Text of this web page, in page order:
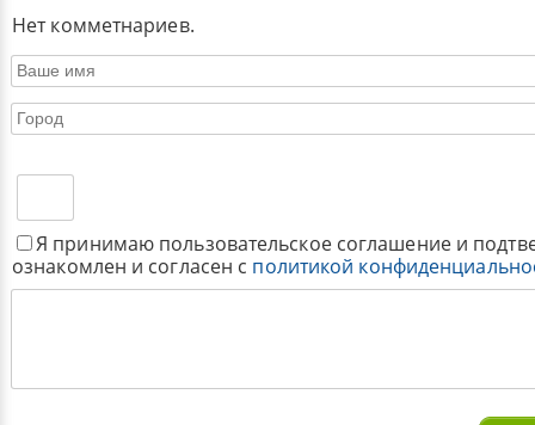
Нет комметнариев.
Я принимаю пользовательское соглашение и
ознакомлен и согласен с политикой